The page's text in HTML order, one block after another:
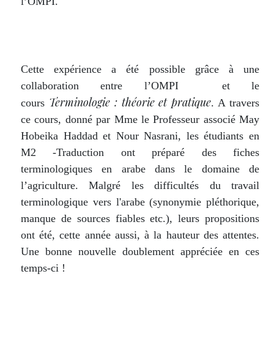
Cette expérience a été possible grâce à une
collaboration entre l’OMPI et le
cours Terminologie : théorie et pratique. A travers
ce cours, donné par Mme le Professeur associé May
Hobeika Haddad et Nour Nasrani, les étudiants en
M2 -Traduction ont préparé des fiches
terminologiques en arabe dans le domaine de
l’agriculture. Malgré les difficultés du travail
terminologique vers l'arabe (synonymie pléthorique,
manque de sources fiables etc.), leurs propositions
ont été, cette année aussi, à la hauteur des attentes.
Une bonne nouvelle doublement appréciée en ces
temps-ci !